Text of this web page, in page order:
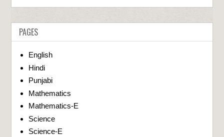
PAGES
English
Hindi
Punjabi
Mathematics
Mathematics-E
Science
Science-E